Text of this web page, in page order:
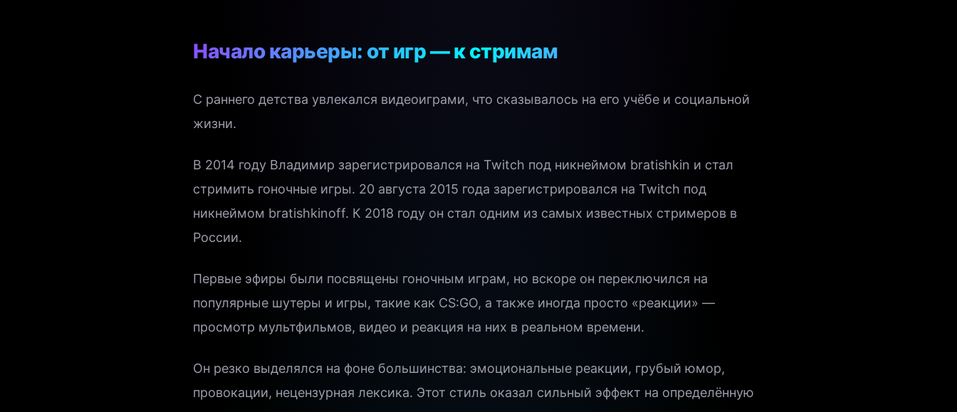
Начало карьеры: от игр — к стримам
С раннего детства увлекался видеоиграми, что сказывалось на его учёбе и социальной
жизни.
В 2014 году Владимир зарегистрировался на Twitch под никнеймом bratishkin и стал
стримить гоночные игры. 20 августа 2015 года зарегистрировался на Twitch под
никнеймом bratishkinoff. К 2018 году он стал одним из самых известных стримеров в
России.
Первые эфиры были посвящены гоночным играм, но вскоре он переключился на
популярные шутеры и игры, такие как CS:GO, а также иногда просто «реакции» —
просмотр мультфильмов, видео и реакция на них в реальном времени.
Он резко выделялся на фоне большинства: эмоциональные реакции, грубый юмор,
провокации, нецензурная лексика. Этот стиль оказал сильный эффект на определённую